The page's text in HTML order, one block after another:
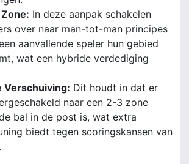
In deze aanpak schakelen
over naar man-tot-man principes
aanvallende speler hun gebied
wat een hybride verdediging
Verschuiving: Dit houdt in dat er
naar een 2-3 zone
bal in de post is, wat extra
biedt tegen scoringskansen van